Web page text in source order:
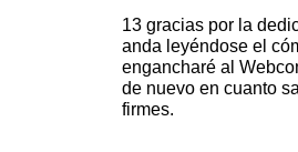
13 gracias por la
anda leyéndose el
engancharé al
de nuevo en cuanto
firmes.